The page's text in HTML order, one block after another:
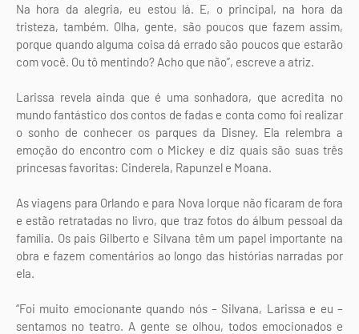
Na hora da alegria, eu estou lá. E, o principal, na hora da
tristeza, também. Olha, gente, são poucos que fazem assim,
porque quando alguma coisa dá errado são poucos que estarão
com você. Ou tô mentindo? Acho que não”, escreve a atriz.
Larissa revela ainda que é uma sonhadora, que acredita no
mundo fantástico dos contos de fadas e conta como foi realizar
o sonho de conhecer os parques da Disney. Ela relembra a
emoção do encontro com o Mickey e diz quais são suas três
princesas favoritas: Cinderela, Rapunzel e Moana.
As viagens para Orlando e para Nova Iorque não ficaram de fora
e estão retratadas no livro, que traz fotos do álbum pessoal da
família. Os pais Gilberto e Silvana têm um papel importante na
obra e fazem comentários ao longo das histórias narradas por
ela.
“Foi muito emocionante quando nós – Silvana, Larissa e eu –
sentamos no teatro. A gente se olhou, todos emocionados e